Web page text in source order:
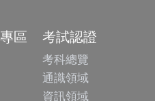
區 考試認證
考科總覽
通識領域
資訊領域